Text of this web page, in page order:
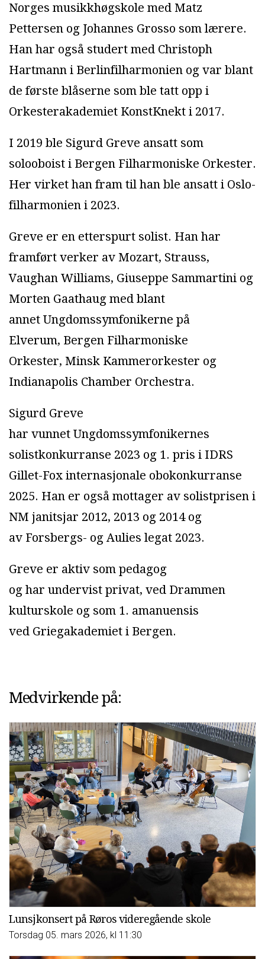
Norges musikkhøgskole med Matz
Pettersen og Johannes Grosso som lærere.
Han har også studert med Christoph
Hartmann i Berlinfilharmonien og var blant
de første blåserne som ble tatt opp i
Orkesterakademiet KonstKnekt i 2017.
I 2019 ble Sigurd Greve ansatt som
solooboist i Bergen Filharmoniske Orkester.
Her virket han fram til han ble ansatt i Oslo-
filharmonien i 2023.
Greve er en etterspurt solist. Han har
framført verker av Mozart, Strauss,
Vaughan Williams, Giuseppe Sammartini og
Morten Gaathaug med blant
annet Ungdomssymfonikerne på
Elverum, Bergen Filharmoniske
Orkester, Minsk Kammerorkester og
Indianapolis Chamber Orchestra.
Sigurd Greve
har vunnet Ungdomssymfonikernes
solistkonkurranse 2023 og 1. pris i IDRS
Gillet-Fox internasjonale obokonkurranse
2025. Han er også mottager av solistprisen i
NM janitsjar 2012, 2013 og 2014 og
av Forsbergs- og Aulies legat 2023.
Greve er aktiv som pedagog
og har undervist privat, ved Drammen
kulturskole og som 1. amanuensis
ved Griegakademiet i Bergen.
Medvirkende på:
Lunsjkonsert på Røros videregående skole
Torsdag 05. mars 2026, kl 11:30